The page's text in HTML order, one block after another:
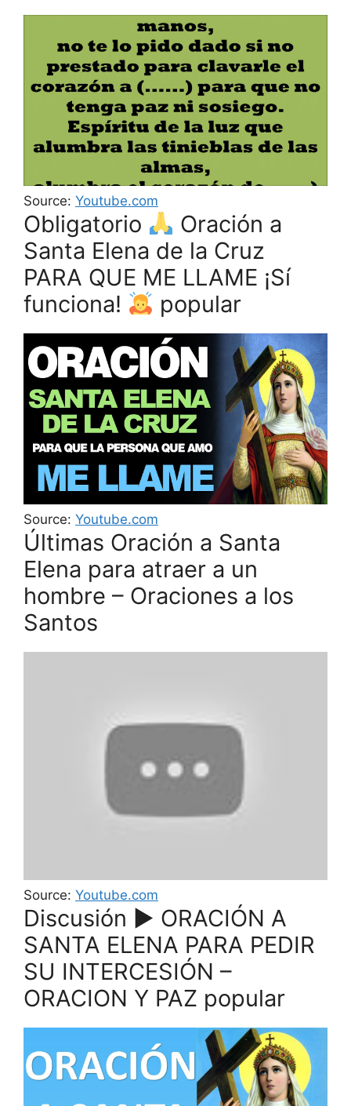
Source: Youtube.com
Obligatorio
Oración a
Santa Elena de la Cruz
PARA QUE ME LLAME ¡Sí
funciona!
popular
Source: Youtube.com
Últimas Oración a Santa
Elena para atraer a un
hombre – Oraciones a los
Santos
Source: Youtube.com
Discusión ▶ ORACIÓN A
SANTA ELENA PARA PEDIR
SU INTERCESIÓN –
ORACION Y PAZ popular